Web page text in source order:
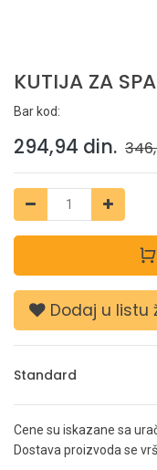
KUTIJA ZA
Bar kod:
294,94 din.
Dodaj u listu
Standard
Cene su iskazane sa
Dostava proizvoda se